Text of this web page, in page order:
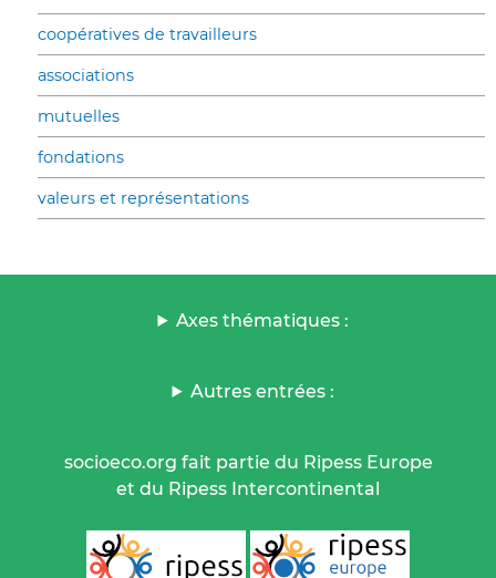
coopératives de travailleurs
associations
mutuelles
fondations
valeurs et représentations
Axes thématiques :
Autres entrées :
socioeco.org fait partie du Ripess Europe
et du Ripess Intercontinental